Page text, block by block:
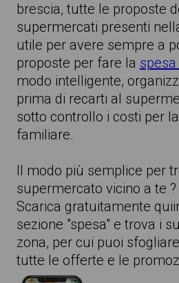
brescia, tutte le proposte
supermercati presenti
utile per avere sempre a
proposte per fare la
modo intelligente,
prima di recarti al
sotto controllo i costi per
familiare.
Il modo più semplice per
supermercato vicino a te ?
Scarica gratuitamente
sezione "spesa" e trova i
zona, per cui puoi
tutte le offerte e le